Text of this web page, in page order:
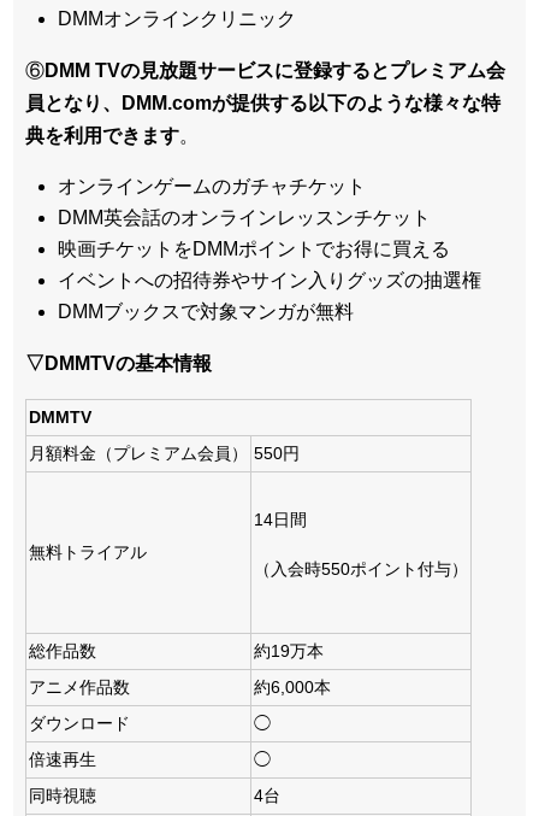
DMMオンラインクリニック
⑥DMM TVの見放題サービスに登録するとプレミアム会
員となり、DMM.comが提供する以下のような様々な特
典を利用できます。
オンラインゲームのガチャチケット
DMM英会話のオンラインレッスンチケット
映画チケットをDMMポイントでお得に買える
イベントへの招待券やサイン入りグッズの抽選権
DMMブックスで対象マンガが無料
▽DMMTVの基本情報
DMMTV
月額料金（プレミアム会員）
550円
無料トライアル
14日間
（入会時550ポイント付与）
総作品数
約19万本
アニメ作品数
約6,000本
ダウンロード
◯
倍速再生
◯
同時視聴
4台